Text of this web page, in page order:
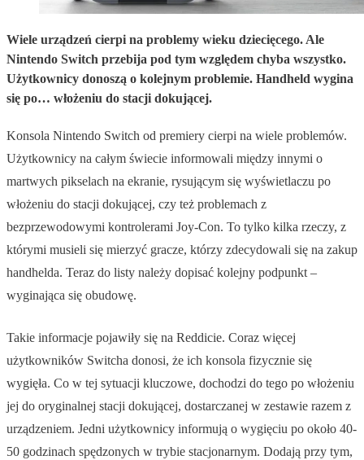
Wiele urządzeń cierpi na problemy wieku dziecięcego. Ale
Nintendo Switch przebija pod tym względem chyba wszystko.
Użytkownicy donoszą o kolejnym problemie. Handheld wygina
się po… włożeniu do stacji dokującej.
Konsola Nintendo Switch od premiery cierpi na wiele problemów.
Użytkownicy na całym świecie informowali między innymi o
martwych pikselach na ekranie, rysującym się wyświetlaczu po
włożeniu do stacji dokującej, czy też problemach z
bezprzewodowymi kontrolerami Joy-Con. To tylko kilka rzeczy, z
którymi musieli się mierzyć gracze, którzy zdecydowali się na zakup
handhelda. Teraz do listy należy dopisać kolejny podpunkt –
wyginająca się obudowę.
Takie informacje pojawiły się na Reddicie. Coraz więcej
użytkowników Switcha donosi, że ich konsola fizycznie się
wygięła. Co w tej sytuacji kluczowe, dochodzi do tego po włożeniu
jej do oryginalnej stacji dokującej, dostarczanej w zestawie razem z
urządzeniem. Jedni użytkownicy informują o wygięciu po około 40-
50 godzinach spędzonych w trybie stacjonarnym. Dodają przy tym,